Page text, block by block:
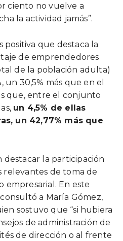
ciento no vuelve a
la actividad jamás”.
positiva que destaca la
de emprendedores
de la población adulta)
un 30,5% más que en el
que, entre el conjunto
un 4,5% de ellas
un 42,77% más que
destacar la participación
relevantes de toma de
empresarial. En este
a María Gómez,
sostuvo que “si hubiera
de administración de
de dirección o al frente